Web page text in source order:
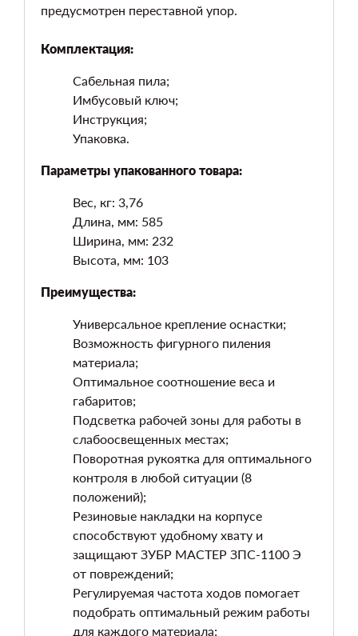
предусмотрен переставной упор.
Комплектация:
Сабельная пила;
Имбусовый ключ;
Инструкция;
Упаковка.
Параметры упакованного товара:
Вес, кг: 3,76
Длина, мм: 585
Ширина, мм: 232
Высота, мм: 103
Преимущества:
Универсальное крепление оснастки;
Возможность фигурного пиления
материала;
Оптимальное соотношение веса и
габаритов;
Подсветка рабочей зоны для работы в
слабоосвещенных местах;
Поворотная рукоятка для оптимального
контроля в любой ситуации (8
положений);
Резиновые накладки на корпусе
способствуют удобному хвату и
защищают ЗУБР МАСТЕР ЗПС-1100 Э
от повреждений;
Регулируемая частота ходов помогает
подобрать оптимальный режим работы
для каждого материала;